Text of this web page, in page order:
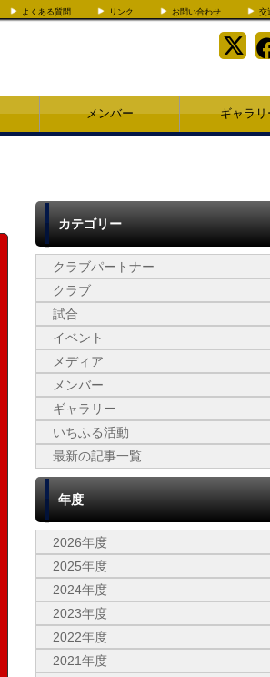
よくある質問 リンク お問い合わせ 交
メンバー ギャラリ
カテゴリー
クラブパートナー
クラブ
試合
イベント
メディア
メンバー
ギャラリー
いちふる活動
最新の記事一覧
年度
2026年度
2025年度
2024年度
2023年度
2022年度
2021年度